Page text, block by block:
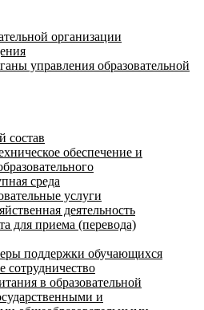
организации
управления образовательной
состав
обеспечение и
среда
услуги
деятельность
для приема (перевода)
поддержки обучающихся
в образовательной
и